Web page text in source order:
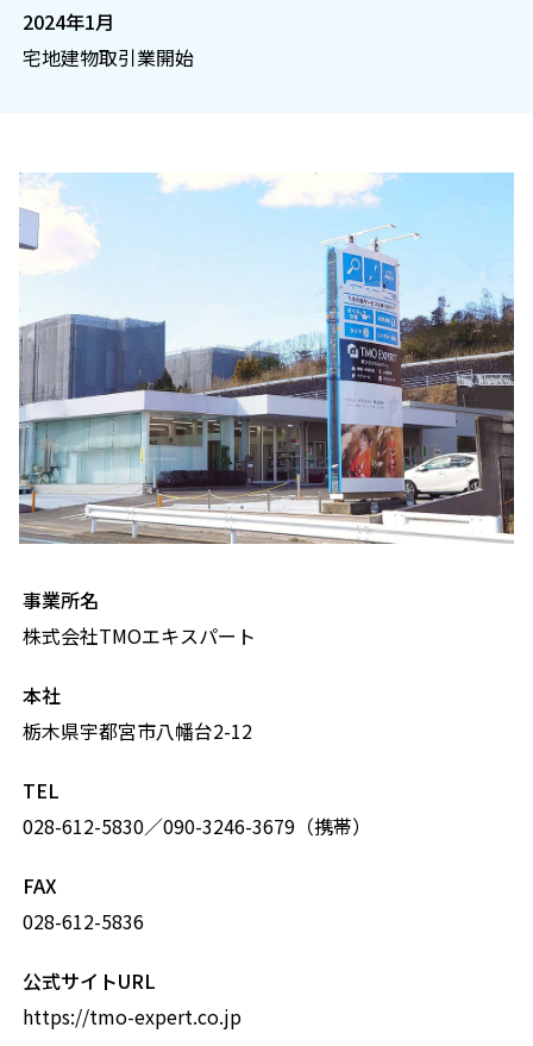
2024年1月
宅地建物取引業開始
事業所名
株式会社TMOエキスパート
本社
栃木県宇都宮市八幡台2-12
TEL
028-612-5830／090-3246-3679（携帯）
FAX
028-612-5836
公式サイトURL
https://tmo-expert.co.jp